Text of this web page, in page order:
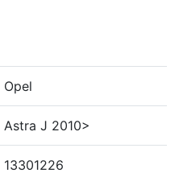
Opel
Astra J 2010>
13301226